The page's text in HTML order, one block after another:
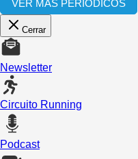
VER MÁS PERIÓDICOS
Cerrar
Newsletter
Circuito Running
Podcast